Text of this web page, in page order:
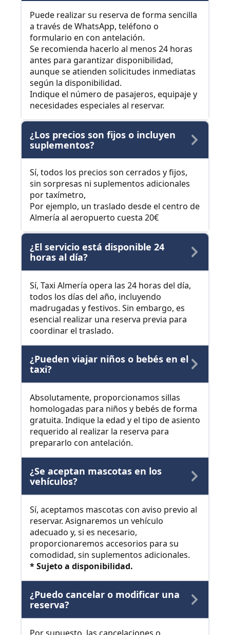
Puede realizar su reserva de forma sencilla
a través de WhatsApp, teléfono o
formulario en con antelación.
Se recomienda hacerlo al menos 24 horas
antes para garantizar disponibilidad,
aunque se atienden solicitudes inmediatas
según la disponibilidad.
Indique el número de pasajeros, equipaje y
necesidades especiales al reservar.
¿Los precios son fijos o incluyen
suplementos?
Sí, todos los precios son cerrados y fijos,
sin sorpresas ni suplementos adicionales
por taxímetro,
Por ejemplo, un traslado desde el centro de
Almería al aeropuerto cuesta 20€
¿El servicio está disponible 24
horas al día?
Sí, Taxi Almería opera las 24 horas del día,
todos los días del año, incluyendo
madrugadas y festivos. Sin embargo, es
esencial realizar una reserva previa para
coordinar el traslado.
¿Pueden viajar niños o bebés en el
taxi?
Absolutamente, proporcionamos sillas
homologadas para niños y bebés de forma
gratuita. Indique la edad y el tipo de asiento
requerido al realizar la reserva para
prepararlo con antelación.
¿Se aceptan mascotas en los
vehículos?
Sí, aceptamos mascotas con aviso previo al
reservar. Asignaremos un vehículo
adecuado y, si es necesario,
proporcionaremos accesorios para su
comodidad, sin suplementos adicionales.
* Sujeto a disponibilidad.
¿Puedo cancelar o modificar una
reserva?